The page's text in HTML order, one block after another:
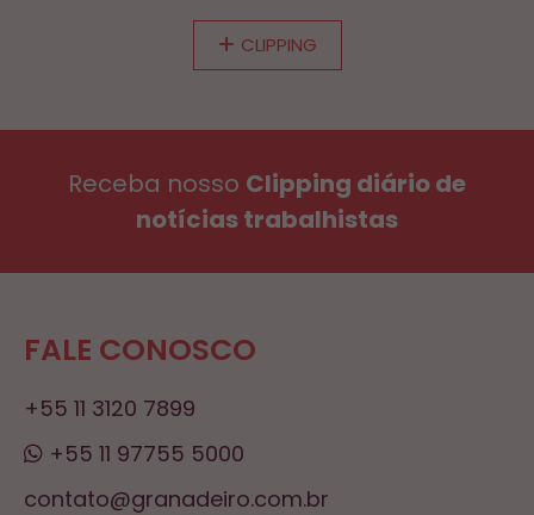
CLIPPING
Receba nosso Clipping diário de
notícias trabalhistas
FALE CONOSCO
+55 11 3120 7899
+55 11 97755 5000
contato@granadeiro.com.br